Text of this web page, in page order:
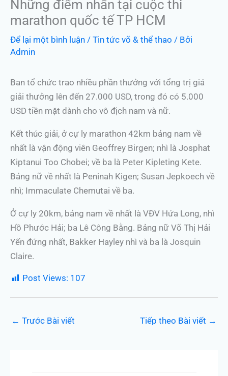
Những điểm nhấn tại cuộc thi
marathon quốc tế TP HCM
Để lại một bình luận / Tin tức võ & thể thao / Bởi
Admin
Ban tổ chức trao nhiều phần thưởng với tổng trị giá
giải thưởng lên đến 27.000 USD, trong đó có 5.000
USD tiền mặt dành cho vô địch nam và nữ.
Kết thúc giải, ở cự ly marathon 42km bảng nam về
nhất là vận động viên Geoffrey Birgen; nhì là Josphat
Kiptanui Too Chobei; về ba là Peter Kipleting Kete.
Bảng nữ về nhất là Peninah Kigen; Susan Jepkoech về
nhì; Immaculate Chemutai về ba.
Ở cự ly 20km, bảng nam về nhất là VĐV Hứa Long, nhì
Hồ Phước Hải; ba Lê Công Bằng. Bảng nữ Võ Thị Hải
Yến đứng nhất, Bakker Hayley nhì và ba là Josquin
Claire.
Post Views: 107
← Trước Bài viết Tiếp theo Bài viết →